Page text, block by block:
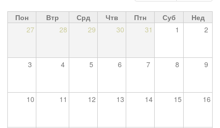
Пон Втр Срд Чтв Птн Суб
Нед
27
28 29 30 31 1 2
3 4 5 6 7 8 9
10 11 12 13 14 15 16